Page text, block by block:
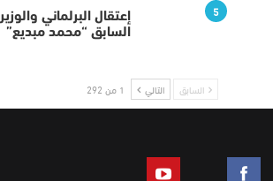
5
إعتقال البرلماني والوزير
السابق “محمد مبديع”
السابق التالي 1 من 292